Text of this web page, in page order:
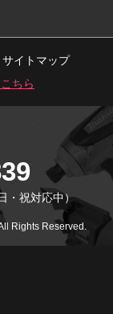
サイトマップ
ちら
・祝対応中）
Rights Reserved.